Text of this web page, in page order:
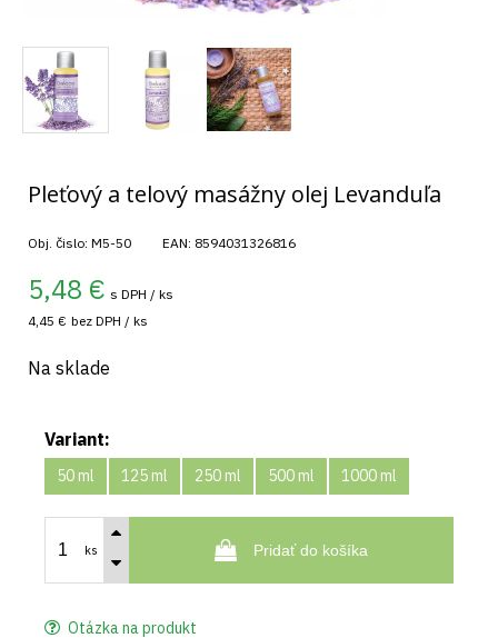
Pleťový a telový masážny olej Levanduľa
Obj. čislo: M5-50 EAN: 8594031326816
5,48 € s DPH / ks
4,45 € bez DPH / ks
Na sklade
Variant:
50 ml 125 ml 250 ml 500 ml 1000 ml
ks Pridať do košíka
Otázka na produkt